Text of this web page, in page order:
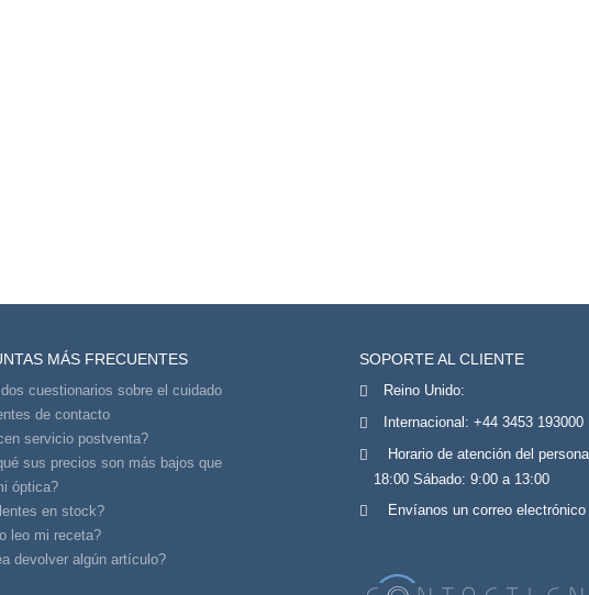
MÁS FRECUENTES
cuestionarios sobre el cuidado
de contacto
servicio postventa?
sus precios son más bajos que
óptica?
en stock?
leo mi receta?
devolver algún artículo?
SOPORTE AL CLIENTE
Reino Unido:
Internacional:+44 3453 193000
Horario de atención del
18:00 Sábado: 9:00 a 13:00
Envíanos un correo electrónico